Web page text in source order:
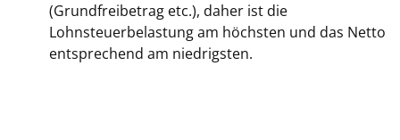
(Grundfreibetrag etc.), daher ist die
Lohnsteuerbelastung am höchsten und das Netto
entsprechend am niedrigsten.